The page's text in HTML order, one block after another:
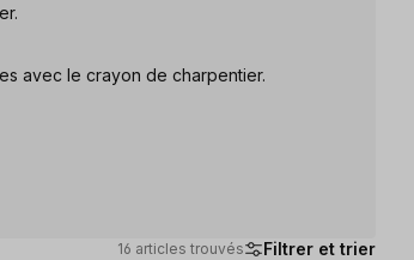
avec le crayon de charpentier.
16 articles trouvés Filtrer et trier